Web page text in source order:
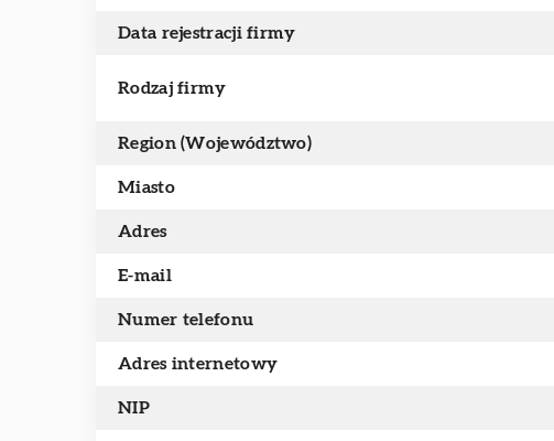
Data rejestracji firmy
Rodzaj firmy
Region (Województwo)
Miasto
Adres
E-mail
Numer telefonu
Adres internetowy
NIP